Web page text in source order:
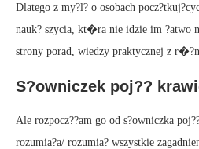
Dlatego z my?l? o osobach
nauk? szycia, kt�ra nie idzie im ?atwo
strony porad, wiedzy praktycznej z
S?owniczek poj??
Ale rozpocz??am go od s?owniczka
rozumia?a/ rozumia? wszystkie